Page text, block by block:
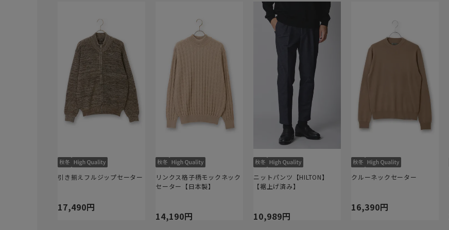
引き揃えフルジップセーター
17,490円
リンクス格子柄モックネック
セーター【日本製】
14,190円
ニットパンツ【HILTON】
【裾上げ済み】
10,989円
クルーネックセーター
16,390円